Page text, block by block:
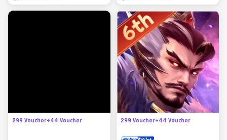
299 Voucher+44 Voucher 299 Voucher+44 Voucher